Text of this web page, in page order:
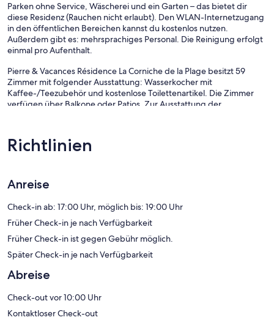
Parken ohne Service, Wäscherei und ein Garten – das bietet dir
diese Residenz (Rauchen nicht erlaubt). Den WLAN-Internetzugang
in den öffentlichen Bereichen kannst du kostenlos nutzen.
Außerdem gibt es: mehrsprachiges Personal. Die Reinigung erfolgt
einmal pro Aufenthalt.
Pierre & Vacances Résidence La Corniche de la Plage besitzt 59
Zimmer mit folgender Ausstattung: Wasserkocher mit
Kaffee-/Teezubehör und kostenlose Toilettenartikel. Die Zimmer
verfügen über Balkone oder Patios. Zur Ausstattung der
Zur Badausstattung gehört Folgendes: Badewannen oder Duschen.
Dir steht ein kostenloser Internetzugang (WLAN) zur Verfügung.
Die unten aufgeführten Freizeitaktivitäten werden entweder vor
anfallen.
Richtlinien
Anreise
Check-in ab: 17:00 Uhr, möglich bis: 19:00 Uhr
Früher Check-in je nach Verfügbarkeit
Früher Check-in ist gegen Gebühr möglich.
Später Check-in je nach Verfügbarkeit
Abreise
Check-out vor 10:00 Uhr
Kontaktloser Check-out